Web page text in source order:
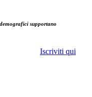
supportano
Iscriviti qui